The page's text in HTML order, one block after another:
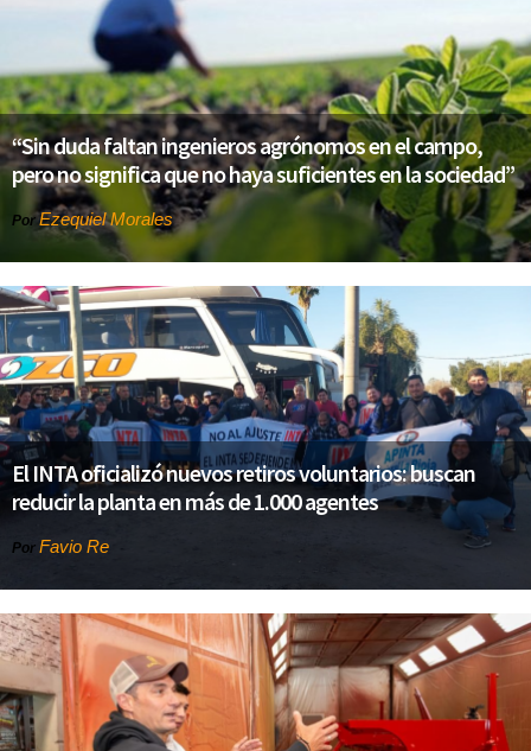
“Sin duda faltan ingenieros agrónomos en el campo,
pero no significa que no haya suficientes en la sociedad”
PorEzequiel Morales
El INTA oficializó nuevos retiros voluntarios: buscan
reducir la planta en más de 1.000 agentes
Por Favio Re